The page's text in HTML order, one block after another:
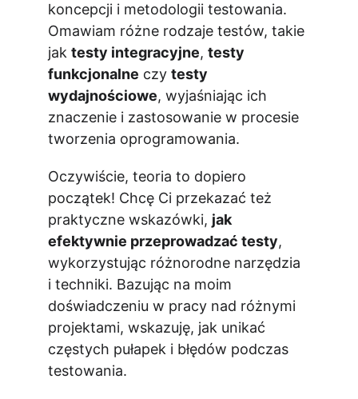
koncepcji i metodologii testowania.
Omawiam różne rodzaje testów, takie
jak testy integracyjne, testy
funkcjonalne czy testy
wydajnościowe, wyjaśniając ich
znaczenie i zastosowanie w procesie
tworzenia oprogramowania.
Oczywiście, teoria to dopiero
początek! Chcę Ci przekazać też
praktyczne wskazówki, jak
efektywnie przeprowadzać testy,
wykorzystując różnorodne narzędzia
i techniki. Bazując na moim
doświadczeniu w pracy nad różnymi
projektami, wskazuję, jak unikać
częstych pułapek i błędów podczas
testowania.